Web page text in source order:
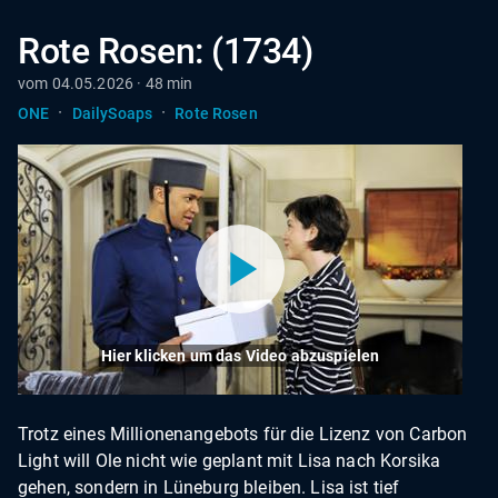
Rote Rosen: (1734)
vom 04.05.2026 · 48 min
ONE · DailySoaps · Rote Rosen
Hier klicken um das Video abzuspielen
Trotz eines Millionenangebots für die Lizenz von Carbon
Light will Ole nicht wie geplant mit Lisa nach Korsika
gehen, sondern in Lüneburg bleiben. Lisa ist tief